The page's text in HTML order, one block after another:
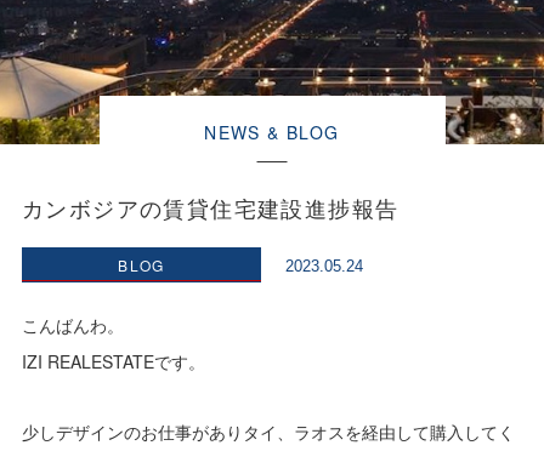
NEWS & BLOG
カンボジアの賃貸住宅建設進捗報告
BLOG 2023.05.24
こんばんわ。
IZI REALESTATEです。
少しデザインのお仕事がありタイ、ラオスを経由して購入してく